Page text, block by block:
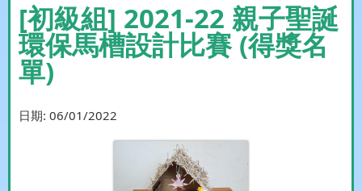
[初級組] 2021-22 親子聖誕
環保馬槽設計比賽 (得獎名
單)
日期: 06/01/2022